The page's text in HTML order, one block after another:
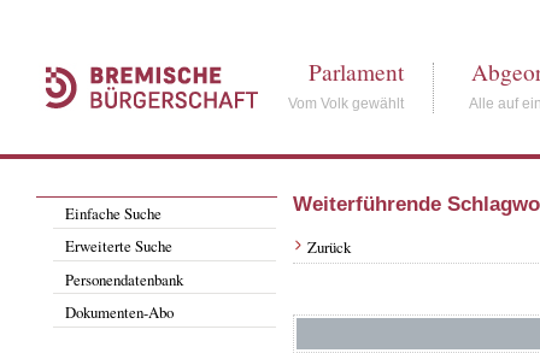
Parlament
Vom Volk gewählt Alle auf
Einfache Suche
Erweiterte Suche
Personendatenbank
Dokumenten-Abo
Weiterführende
Zurück